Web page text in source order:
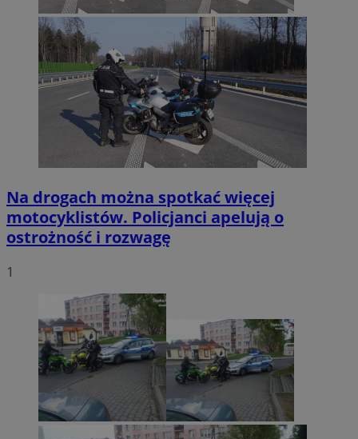
Na drogach można spotkać więcej
motocyklistów. Policjanci apelują o
ostrożność i rozwagę
1